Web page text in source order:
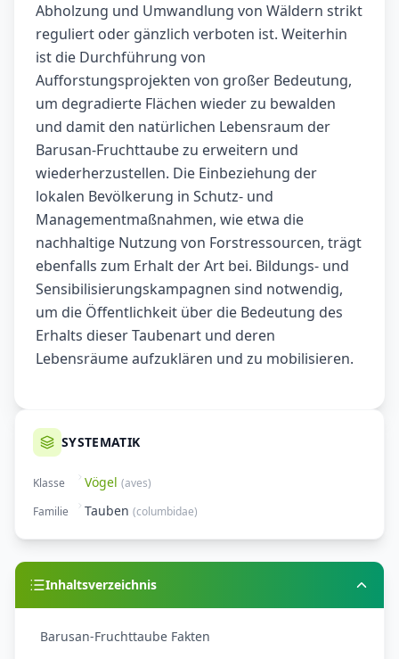
Abholzung und Umwandlung von Wäldern strikt
reguliert oder gänzlich verboten ist. Weiterhin
ist die Durchführung von
Aufforstungsprojekten von großer Bedeutung,
um degradierte Flächen wieder zu bewalden
und damit den natürlichen Lebensraum der
Barusan-Fruchttaube zu erweitern und
wiederherzustellen. Die Einbeziehung der
lokalen Bevölkerung in Schutz- und
Managementmaßnahmen, wie etwa die
nachhaltige Nutzung von Forstressourcen, trägt
ebenfalls zum Erhalt der Art bei. Bildungs- und
Sensibilisierungskampagnen sind notwendig,
um die Öffentlichkeit über die Bedeutung des
Erhalts dieser Taubenart und deren
Lebensräume aufzuklären und zu mobilisieren.
SYSTEMATIK
Klasse Vögel (aves)
Familie
Tauben (columbidae)
Inhaltsverzeichnis
Barusan-Fruchttaube Fakten